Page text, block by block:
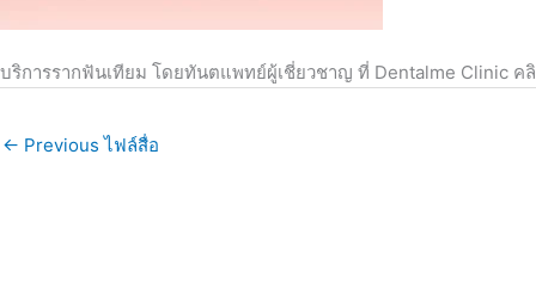
บริการรากฟันเทียม โดยทันตแพทย์ผู้เชี่ยวชาญ ที่ Dentalme Clinic ค
← Previous ไฟล์สื่อ